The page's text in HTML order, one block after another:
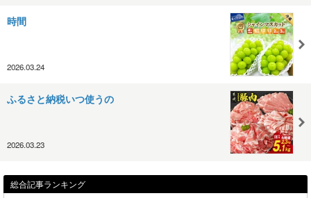
時間
2026.03.24
ふるさと納税いつ使うの
2026.03.23
総合記事ランキング